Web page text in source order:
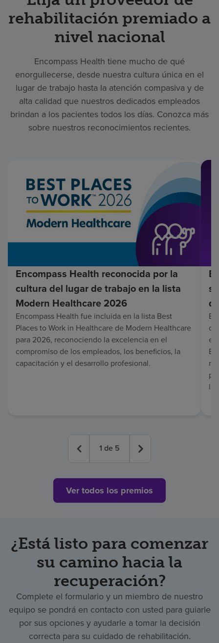
rehabilitación premiado a
nivel nacional
Encompass Health tiene mucho de qué
enorgullecerse, desde nuestra cultura única en el
lugar de trabajo hasta la atención compasiva y de
alta calidad que nuestros dedicados empleados
brindan a los pacientes todos los días. Conozca más
sobre nuestros reconocimientos recientes.
Encompass Health reconocida por la
cultura del lugar de trabajo en la lista
Modern Healthcare 2026
Encompass Health fue incluida en la lista Best
Places to Work in Healthcare de Modern Healthcare
para 2026, reconociendo la excelencia en el
compromiso de los empleados, los beneficios, la
capacitación y el desarrollo profesional.
1 de 5
Ver todos los premios
¿Está listo para comenzar
su camino hacia la
recuperación?
Complete el formulario y un miembro de nuestro
equipo se pondrá en contacto con usted para guiarle
por sus opciones y ayudarle a tomar la decisión
correcta para su cuidado de rehabilitación.